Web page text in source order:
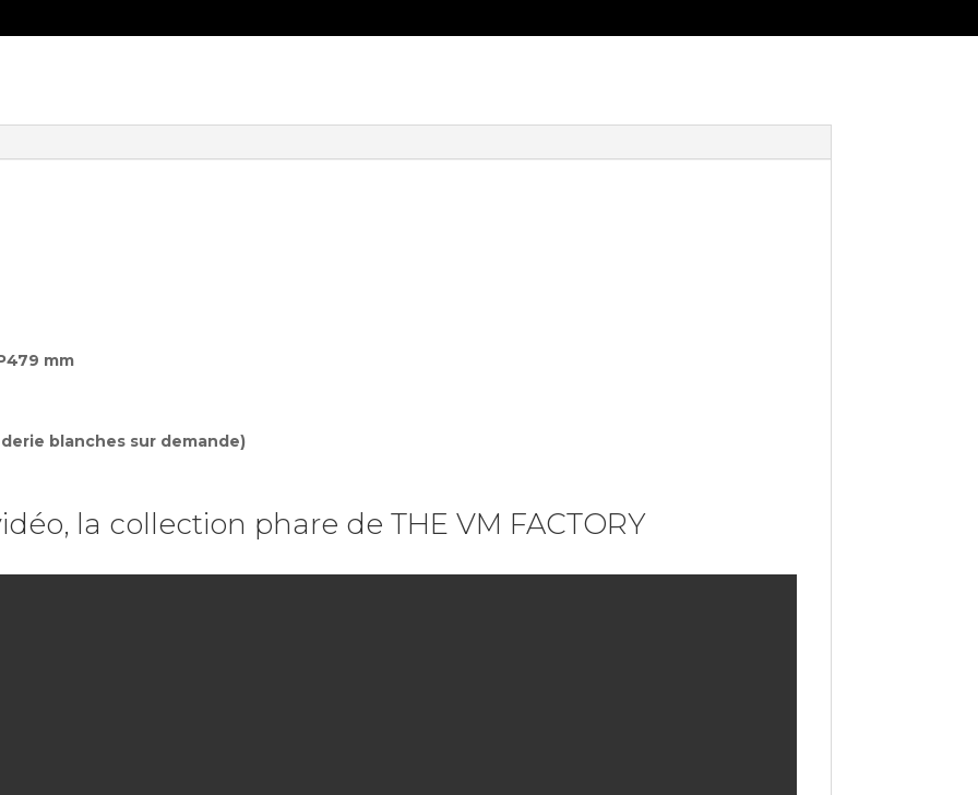
mm
blanches sur demande)
la collection phare de THE VM FACTORY